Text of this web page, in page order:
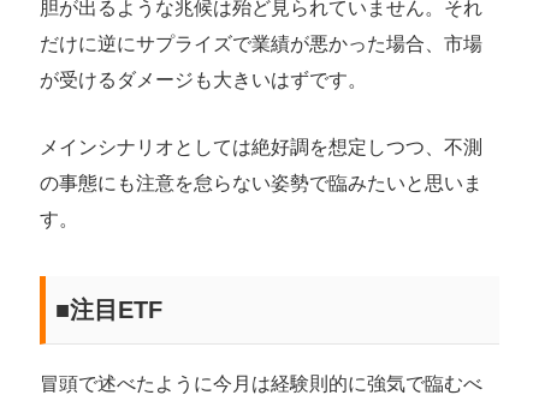
胆が出るような兆候は殆ど見られていません。それ
だけに逆にサプライズで業績が悪かった場合、市場
が受けるダメージも大きいはずです。
メインシナリオとしては絶好調を想定しつつ、不測
の事態にも注意を怠らない姿勢で臨みたいと思いま
す。
■注目ETF
冒頭で述べたように今月は経験則的に強気で臨むべ